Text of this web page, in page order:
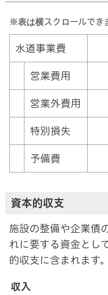
※表は横スクロールでき
水道事業費
営業費用
営業外費用
特別損失
予備費
資本的収支
施設の整備や企業債
れに要する資金とし
的収支に含まれます。
収入